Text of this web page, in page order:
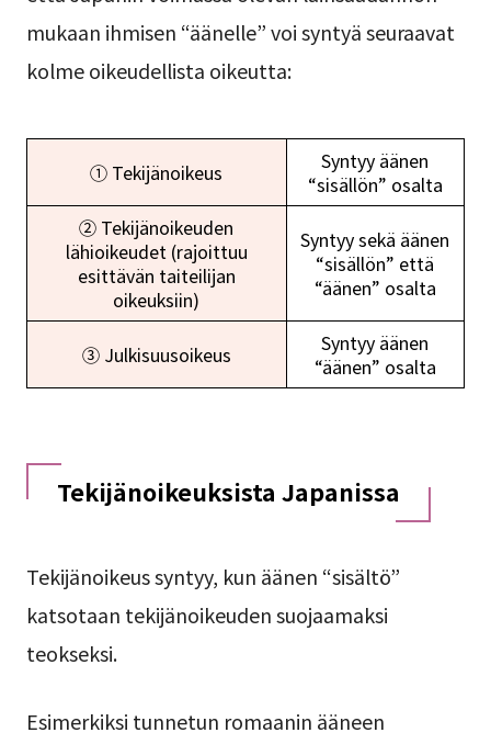
mukaan ihmisen “äänelle” voi syntyä seuraavat
kolme oikeudellista oikeutta:
① Tekijänoikeus
Syntyy äänen
“sisällön” osalta
② Tekijänoikeuden
lähioikeudet (rajoittuu
esittävän taiteilijan
oikeuksiin)
Syntyy sekä äänen
“sisällön” että
“äänen” osalta
③ Julkisuusoikeus
Syntyy äänen
“äänen” osalta
Tekijänoikeuksista Japanissa
Tekijänoikeus syntyy, kun äänen “sisältö”
katsotaan tekijänoikeuden suojaamaksi
teokseksi.
Esimerkiksi tunnetun romaanin ääneen